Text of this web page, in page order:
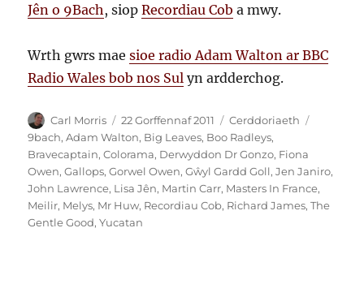
Jên o 9Bach , siopRecordiau Cob a mwy.
Wrth gwrs maesioe radio Adam Walton ar BBC
Radio Wales bob nos Sul yn ardderchog.
Awdur
Carl Morris
Cofnodwyd
ar
22 Gorffennaf 2011 Categorïau
Cerddoriaeth
9bach,Adam Walton, Big Leaves, Boo Radleys,
Bravecaptain,Colorama, Derwyddon Dr Gonzo, Fiona
Owen,Gallops,Gorwel Owen,Gŵyl Gardd Goll,Jen Janiro,
John Lawrence, Lisa Jên, Martin Carr, Masters In France,
Meilir, Melys, Mr Huw, Recordiau Cob, Richard James,The
Gentle Good,Yucatan